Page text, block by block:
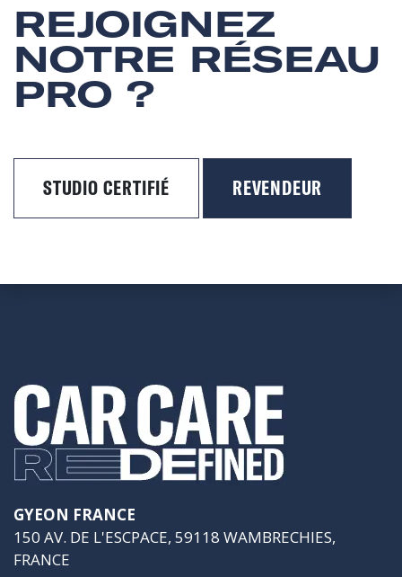
REJOIGNEZ
NOTRE RÉSEAU
PRO ?
STUDIO CERTIFIÉ REVENDEUR
GYEON FRANCE
150 AV. DE L'ESCPACE, 59118 WAMBRECHIES,
FRANCE